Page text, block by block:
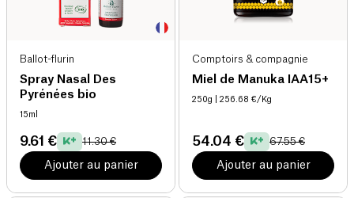
Ballot-flurin
Spray Nasal Des
Pyrénées bio
15ml
9.61 € 11.30 €
Ajouter au panier
Comptoirs & compagnie
Miel de Manuka IAA15+
250g | 256.68 €/Kg
54.04 € 67.55 €
Ajouter au panier